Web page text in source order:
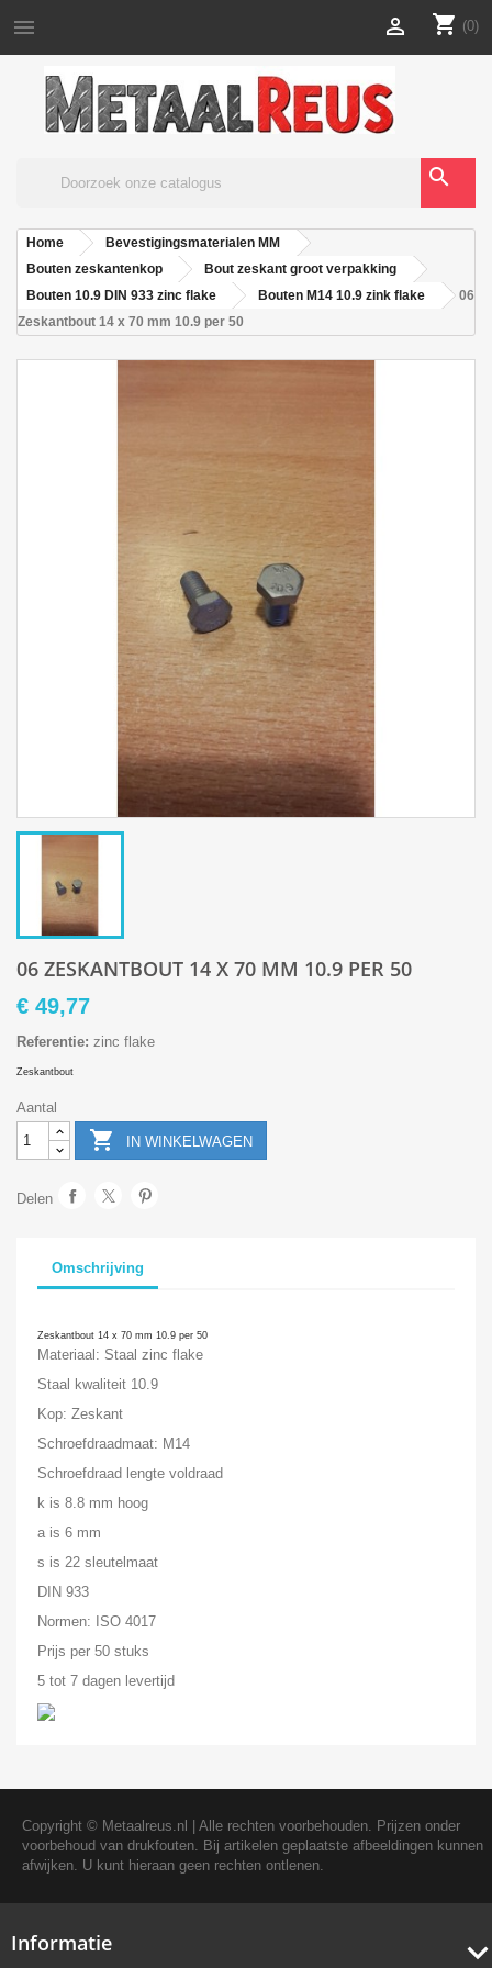
 shopping_cart (0)

search
Home
Bevestigingsmaterialen MM
Bouten zeskantenkop
Bout zeskant groot verpakking
Bouten 10.9 DIN 933 zinc flake
Bouten M14 10.9 zink flake
06
Zeskantbout 14 x 70 mm 10.9 per 50
06 ZESKANTBOUT 14 X 70 MM 10.9 PER 50
€ 49,77
Referentie: zinc flake
Zeskantbout
Aantal
 IN WINKELWAGEN
Delen
Omschrijving
Zeskantbout 14 x 70 mm 10.9 per 50
Materiaal: Staal zinc flake
Staal kwaliteit 10.9
Kop: Zeskant
Schroefdraadmaat: M14
Schroefdraad lengte voldraad
k is 8.8 mm hoog
a is 6 mm
s is 22 sleutelmaat
DIN 933
Normen: ISO 4017
Prijs per 50 stuks
5 tot 7 dagen levertijd
Copyright © Metaalreus.nl
| Alle rechten voorbehouden. Prijzen onder
voorbehoud van drukfouten. Bij artikelen geplaatste afbeeldingen kunnen
afwijken. U kunt hieraan geen rechten ontlenen.
Informatie